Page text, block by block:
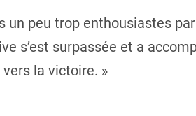
un peu trop enthousiastes
s’est surpassée et a
la victoire. »